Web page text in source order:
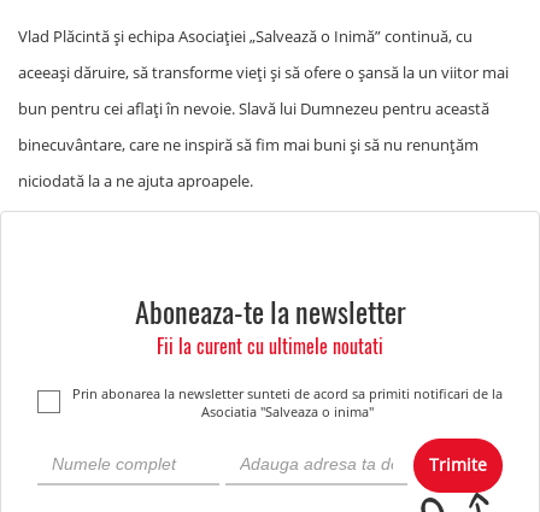
Vlad Plăcintă și echipa Asociației „Salvează o Inimă” continuă, cu
aceeași dăruire, să transforme vieți și să ofere o șansă la un viitor mai
bun pentru cei aflați în nevoie. Slavă lui Dumnezeu pentru această
binecuvântare, care ne inspiră să fim mai buni și să nu renunțăm
niciodată la a ne ajuta aproapele.
Aboneaza-te la newsletter
Fii la curent cu ultimele noutati
Prin abonarea la newsletter sunteti de acord sa primiti notificari de la
Asociatia "Salveaza o inima"
Trimite